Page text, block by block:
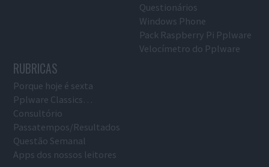
Questionários
Windows Phone
Pack Raspberry Pi Pplware
Velocímetro do Pplware
RUBRICAS
Porque hoje é sexta
Pplware Classics…
Consultório
Passatempos/Resultados
Questão Semanal
Apps dos nossos leitores